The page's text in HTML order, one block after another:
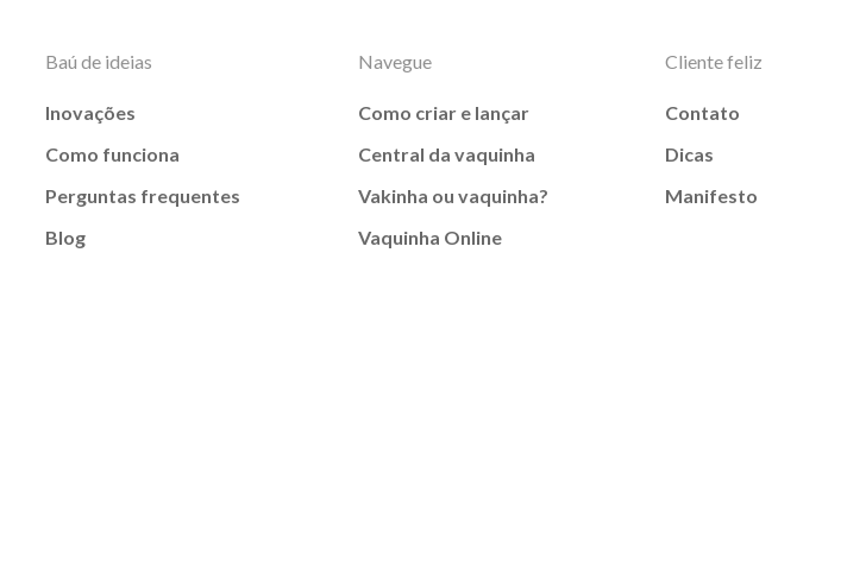
Baú de ideias
Inovações
Como funciona
Perguntas frequentes
Blog
Navegue
Como criar e lançar
Central da vaquinha
Vakinha ou vaquinha?
Vaquinha Online
Cliente feliz
Contato
Dicas
Manifesto